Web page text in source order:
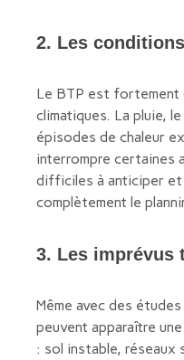
2. Les
Le BTP est fortement
climatiques. La pluie,
épisodes de chaleur
interrompre certaines
difficiles à anticiper
complètement le
3. Les imprévus
Même avec des
peuvent apparaître
: sol instable,